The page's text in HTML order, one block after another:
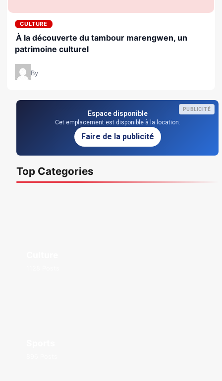
CULTURE
À la découverte du tambour marengwen, un
patrimoine culturel
By
PUBLICITÉ
Espace disponible
Cet emplacement est disponible à la location.
Faire de la publicité
Top Categories